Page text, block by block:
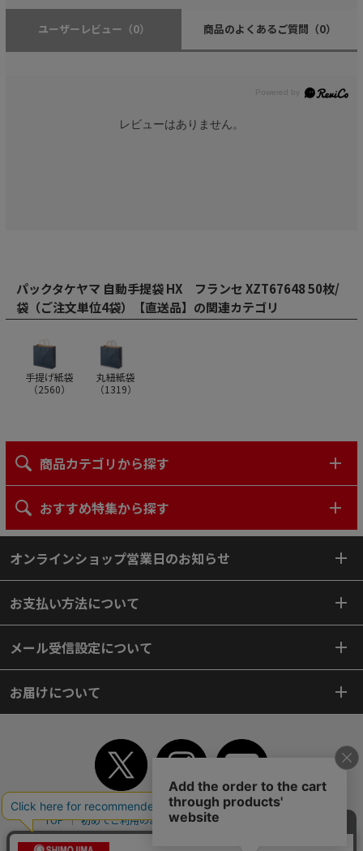
ユーザーレビュー （0） 商品のよくあるご質問 （0）
レビューはありません。
パックタケヤマ 自動手提袋 HX フランセ XZT67648 50枚/
袋（ご注文単位4袋）【直送品】の関連カテゴリ
手提げ紙袋
（2560）
丸紐紙袋
（1319）
商品カテゴリから探す
おすすめ特集から探す
オンラインショップ営業日のお知らせ
お支払い方法について
メール受信設定について
お届けについて
TOP 初めてご利用のお客様へ ご利用案内
個人情報保護方針